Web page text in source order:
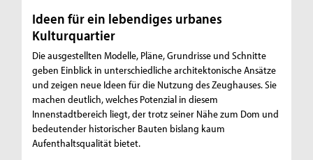
Ideen für ein lebendiges urbanes
Kulturquartier
Die ausgestellten Modelle, Pläne, Grundrisse und Schnitte
geben Einblick in unterschiedliche architektonische Ansätze
und zeigen neue Ideen für die Nutzung des Zeughauses. Sie
machen deutlich, welches Potenzial in diesem
Innenstadtbereich liegt, der trotz seiner Nähe zum Dom und
bedeutender historischer Bauten bislang kaum
Aufenthaltsqualität bietet.